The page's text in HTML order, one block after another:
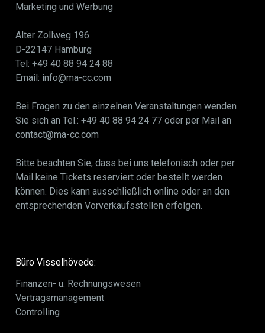
Marketing und Werbung
Alter Zollweg 196
D-22147 Hamburg
Tel: +49 40 88 94 24 88
Email: info@ma-cc.com
Bei Fragen zu den einzelnen Veranstaltungen wenden
Sie sich an Tel.: +49 40 88 94 24 77 oder per Mail an
contact@ma-cc.com
Bitte beachten Sie, dass bei uns telefonisch oder per
Mail keine Tickets reserviert oder bestellt werden
können. Dies kann ausschließlich online oder an den
entsprechenden Vorverkaufsstellen erfolgen.
Büro Visselhövede:
Finanzen- u. Rechnungswesen
Vertragsmanagement
Controlling